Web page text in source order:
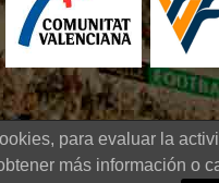
fútbol sub-20 -Diseño Web |
para evaluar la
más información o